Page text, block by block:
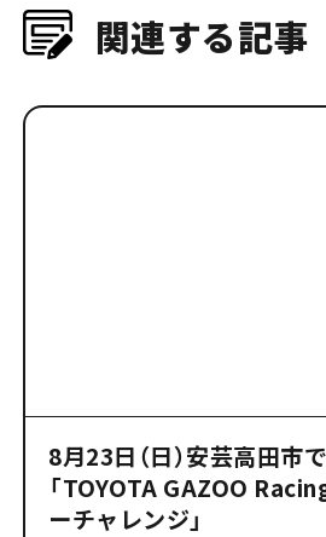
関連する記事
8月23日（日）安芸高田市で
「TOYOTA GAZOO
ーチャレンジ」